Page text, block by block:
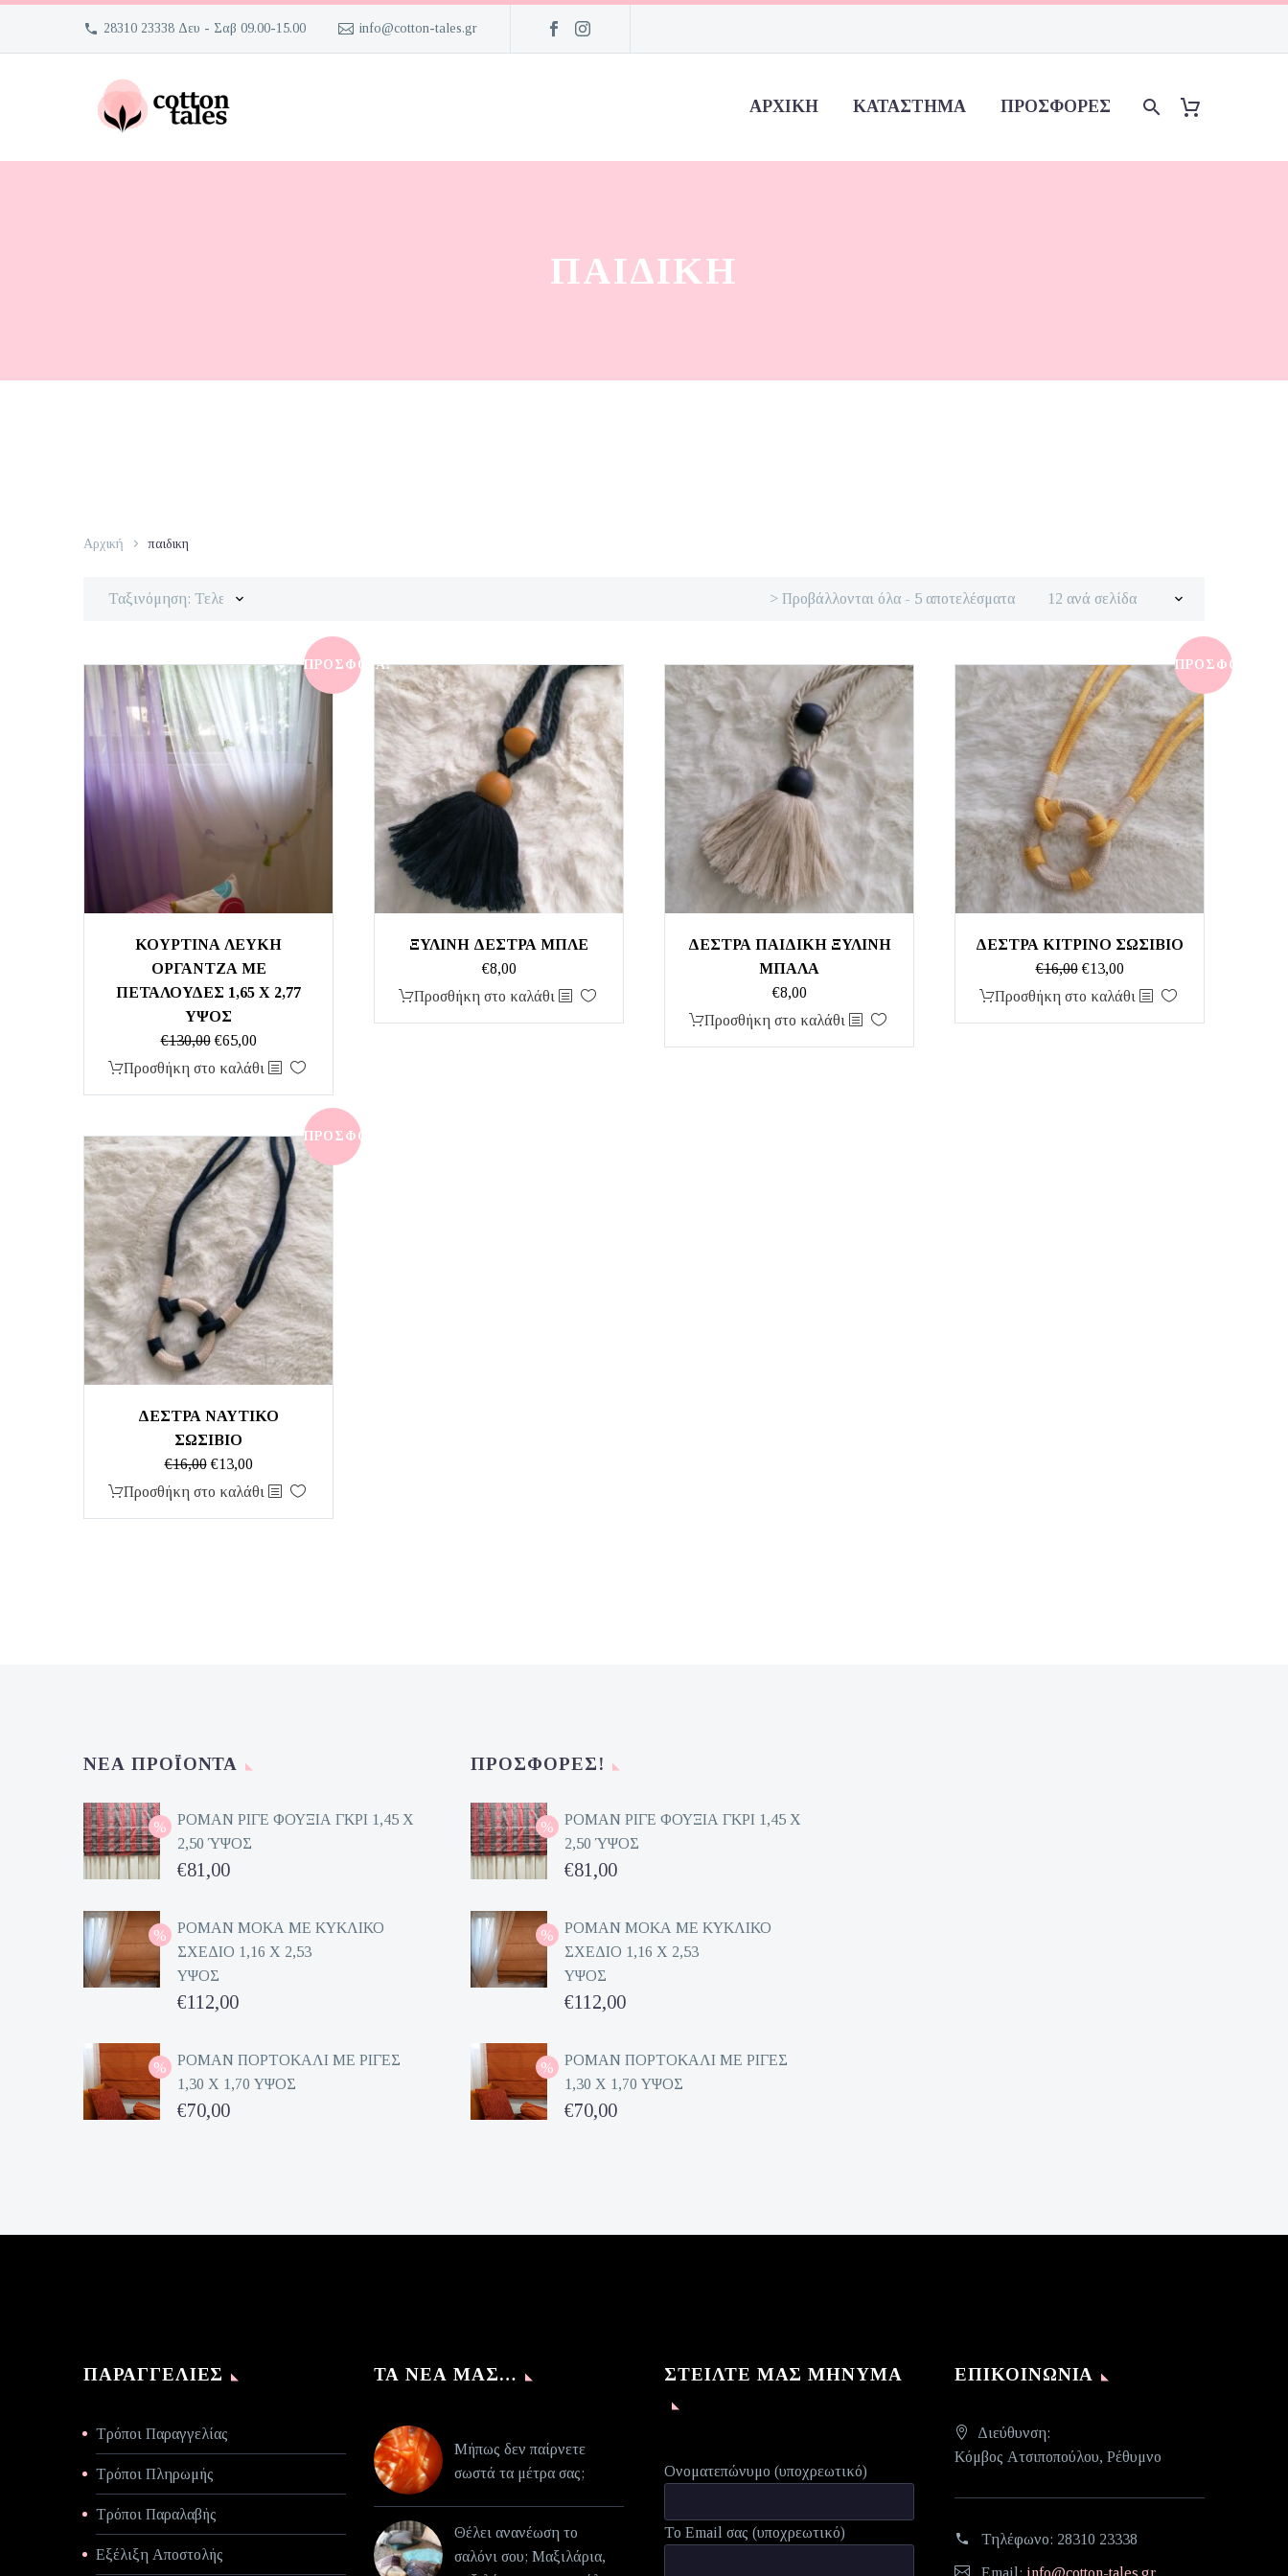
28310 23338 Δευ - Σαβ 09.00-15.00 info@cotton-tales.gr
ΑΡΧΙΚΉ ΚΑΤΆΣΤΗΜΑ ΠΡΟΣΦΟΡΈΣ
ΠΑΙΔΙΚΗ
Αρχική παιδικη
Ταξινόμηση: Τελευταία 12 ανά σελίδα
> Προβάλλονται όλα - 5 αποτελέσματαSorted
ΠΡΟΣΦΟΡΆ!
ΚΟΥΡΤΙΝΑ ΛΕΥΚΗ
ΟΡΓΑΝΤΖΑ ΜΕ
ΠΕΤΑΛΟΥΔΕΣ 1,65 Χ 2,77
ΥΨΟΣ
€130,00 Original
price
€65,00Η
τρέχουσα
€65,00.
Προσθήκη στο καλάθι
ΞΥΛΙΝΗ ΔΕΣΤΡΑ ΜΠΛΕ
€8,00
Προσθήκη στο καλάθι
ΔΕΣΤΡΑ ΠΑΙΔΙΚΗ ΞΥΛΙΝΗ
ΜΠΑΛΑ
€8,00
Προσθήκη στο καλάθι
ΠΡΟΣΦΟΡΆ!
ΔΕΣΤΡΑ ΚΙΤΡΙΝΟ ΣΩΣΙΒΙΟ
€16,00 Original
price
€13,00Η
τρέχουσα
Προσθήκη στο καλάθι
ΠΡΟΣΦΟΡΆ!
ΔΕΣΤΡΑ ΝΑΥΤΙΚΟ
ΣΩΣΙΒΙΟ
€16,00 Original
price
€13,00Η
τρέχουσα
Προσθήκη στο καλάθι
ΝΈΑ ΠΡΟΪΌΝΤΑ
ΡΟΜΑΝ ΡΙΓΕ ΦΟΥΞΙΑ ΓΚΡΙ 1,45 Χ
2,50 ΎΨΟΣ
Original
was:
€162,00.
€81,00
τρέχουσα
τιμή
είναι:
€81,00.
ΡΟΜΑΝ ΜΟΚΑ ΜΕ ΚΥΚΛΙΚΟ
ΣΧΕΔΙΟ 1,16 Χ 2,53
ΥΨΟΣ
Original
was:
€224,00.
€112,00
τρέχουσα
τιμή
είναι:
ΡΟΜΑΝ ΠΟΡΤΟΚΑΛΙ ΜΕ ΡΙΓΕΣ
1,30 Χ 1,70 ΥΨΟΣ
Original
€70,00
ΠΡΟΣΦΟΡΈΣ!
ΡΟΜΑΝ ΡΙΓΕ ΦΟΥΞΙΑ ΓΚΡΙ 1,45 Χ
2,50 ΎΨΟΣ
Original
was:
€162,00.
€81,00
τρέχουσα
τιμή
είναι:
€81,00.
ΡΟΜΑΝ ΜΟΚΑ ΜΕ ΚΥΚΛΙΚΟ
ΣΧΕΔΙΟ 1,16 Χ 2,53
ΥΨΟΣ
Original
was:
€224,00.
€112,00
τρέχουσα
τιμή
είναι:
ΡΟΜΑΝ ΠΟΡΤΟΚΑΛΙ ΜΕ ΡΙΓΕΣ
1,30 Χ 1,70 ΥΨΟΣ
Original
€70,00
ΠΑΡΑΓΓΕΛΊΕΣ
Τρόποι Παραγγελίας
Τρόποι Πληρωμής
Τρόποι Παραλαβής
Εξέλιξη Αποστολής
ΤΑ ΝΈΑ ΜΑΣ…
Μήπως δεν παίρνετε
σωστά τα μέτρα σας;
Θέλει ανανέωση το
σαλόνι σου; Μαξιλάρια,
ΣΤΕΊΛΤΕ ΜΑΣ ΜΉΝΥΜΑ
Ονοματεπώνυμο (υποχρεωτικό)
Το Email σας (υποχρεωτικό)
ΕΠΙΚΟΙΝΩΝΊΑ
Διεύθυνση:
Κόμβος Ατσιποπούλου, Ρέθυμνο
Τηλέφωνο: 28310 23338
Email: info@cotton-tales.gr